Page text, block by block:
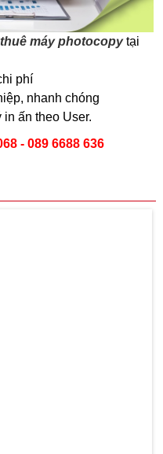
máy photocopytại
phí
nhanh chóng
ấn theo User.
- 089 6688 636